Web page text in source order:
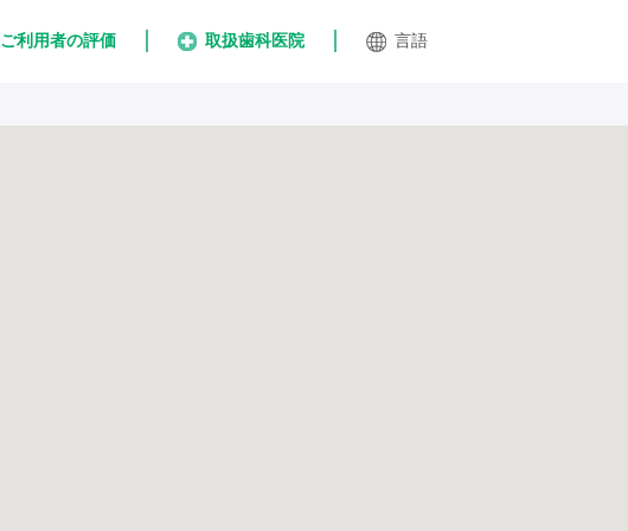
ご利用者の評価 取扱歯科医院 言語